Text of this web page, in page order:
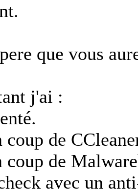
que vous
j'ai :
coup de
coup de
avec un